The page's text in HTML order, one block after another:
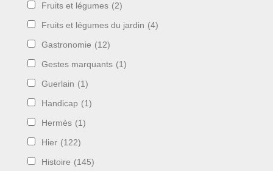
Fruits et légumes (2)
Fruits et légumes du jardin (4)
Gastronomie (12)
Gestes marquants (1)
Guerlain (1)
Handicap (1)
Hermès (1)
Hier (122)
Histoire (145)